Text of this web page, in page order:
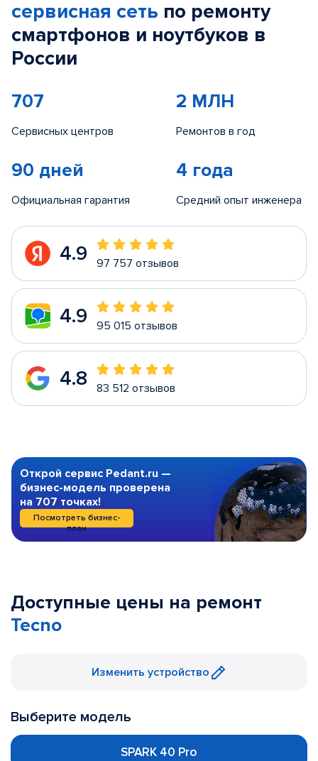
сервисная сеть по ремонту
смартфонов и ноутбуков в
России
707
Сервисных центров
2 МЛН
Ремонтов в год
90 дней
Официальная гарантия
4 года
Средний опыт инженера
4.9 97 757 отзывов
4.9 95 015 отзывов
4.8 83 512 отзывов
Открой сервис Pedant.ru —
бизнес-модель проверена
на 707 точках!
Посмотреть бизнес-
план
Доступные цены на ремонт
Tecno
Изменить устройство
Выберите модель
SPARK 40 Pro